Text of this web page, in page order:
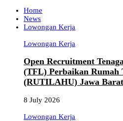
Home
News
Lowongan Kerja
Lowongan Kerja
Open Recruitment
(TFL) Perbaikan
(RUTILAHU) Jawa Barat
8 July 2026
Lowongan Kerja